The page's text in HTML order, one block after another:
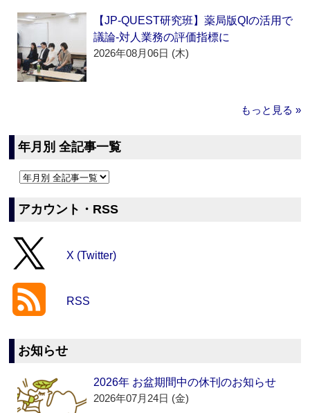
【JP-QUEST研究班】薬局版QIの活用で
議論‐対人業務の評価指標に
2026年08月06日 (木)
もっと見る »
年月別 全記事一覧
アカウント・RSS
X (Twitter)
RSS
お知らせ
2026年 お盆期間中の休刊のお知らせ
2026年07月24日 (金)